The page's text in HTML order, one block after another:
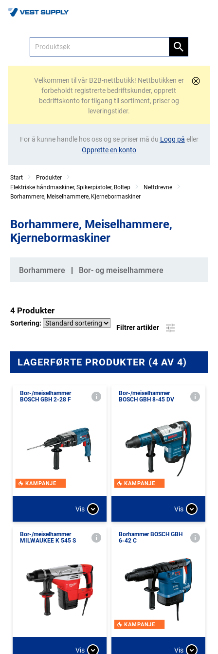
Velkommen til vår B2B-nettbutikk! Nettbutikken er
forbeholdt registrerte bedriftskunder, opprett
bedriftskonto for tilgang til sortiment, priser og
leveringstider.
For å kunne handle hos oss og se priser må du Logg på eller
Opprette en konto
Start
Produkter
Elektriske håndmaskiner, Spikerpistoler, Boltep
Nettdrevne
Borhammere, Meiselhammere, Kjernebormaskiner
Borhammere, Meiselhammere,
Kjernebormaskiner
Kategorier
Borhammere Bor- og meiselhammere
4 Produkter
Sortering:
Filtrer artikler
LAGERFØRTE PRODUKTER (4 AV 4)
Bor-/meiselhammer
BOSCH GBH 2-28 F
KAMPANJE
Vis
Bor-/meiselhammer
BOSCH GBH 8-45 DV
KAMPANJE
Vis
Bor-/meiselhammer
MILWAUKEE K 545 S
Vis
Borhammer BOSCH GBH
6-42 C
KAMPANJE
Vis